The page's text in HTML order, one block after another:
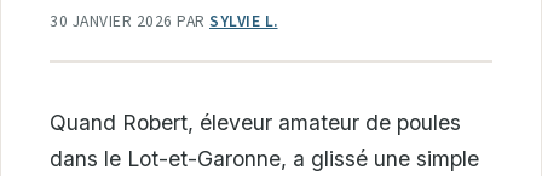
30 JANVIER 2026 PAR SYLVIE L.
Quand Robert, éleveur amateur de poules
dans le Lot-et-Garonne, a glissé une simple